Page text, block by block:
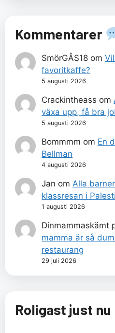
Kommentarer
SmörGÅS18 om
favoritkaffe?
5 augusti 2026
Crackintheass om
växa upp, få bra
5 augusti 2026
Bommmm om En
Bellman
4 augusti 2026
Jan om Alla
klassresan i
1 augusti 2026
Dinmammaskämt
mamma är så
restaurang
29 juli 2026
Roligast just nu